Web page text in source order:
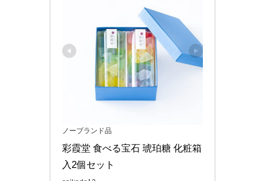
ノーブランド品
彩霞堂 食べる宝石 琥珀糖 化粧箱
入2個セット